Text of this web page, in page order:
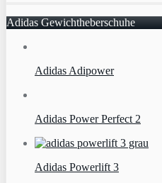
Adidas Gewichtheberschuhe
Adidas Adipower
Adidas Power Perfect 2
Adidas Powerlift 3